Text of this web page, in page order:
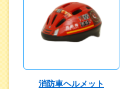
消防車ヘルメット